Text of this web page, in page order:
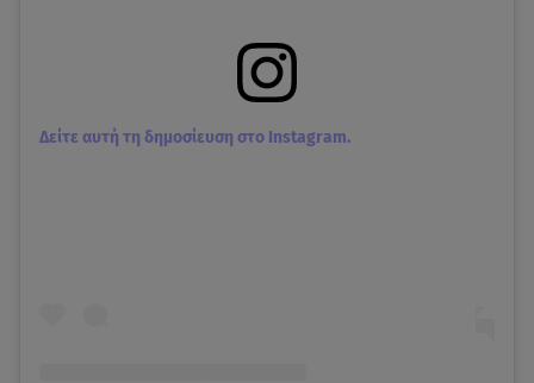
Δείτε αυτή τη δημοσίευση στο Instagram.